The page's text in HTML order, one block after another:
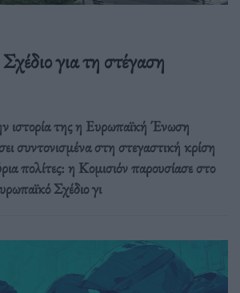
για τη στέγαση
ιστορία της η Ευρωπαϊκή Ένωση
συντονισμένα στη στεγαστική κρίση
πολίτες: η Κομισιόν παρουσίασε στο
Σχέδιο γι